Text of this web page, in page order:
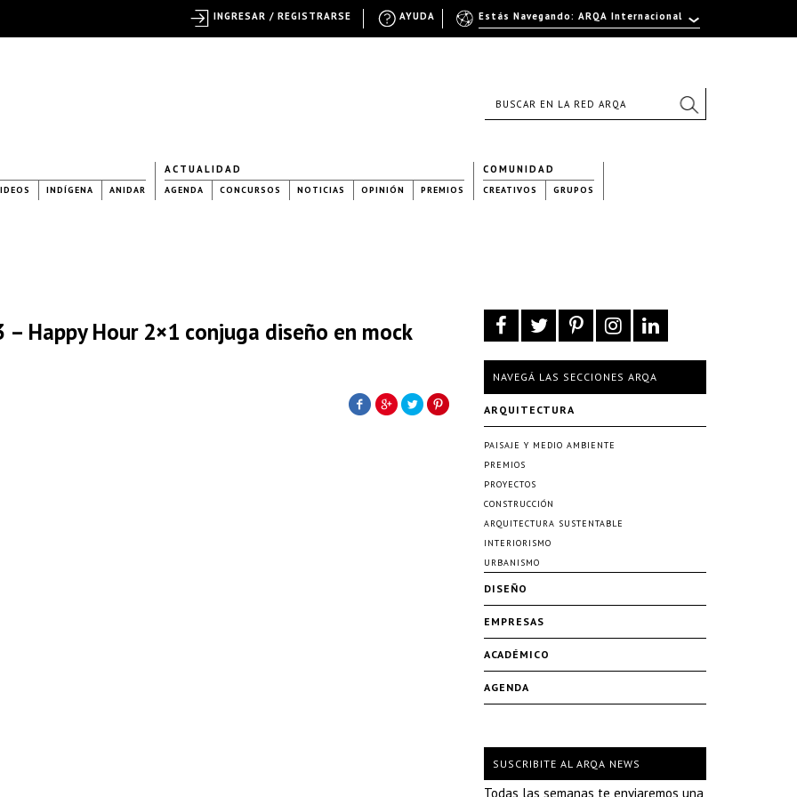
INDÍGENA ANIDAR
ACTUALIDAD
AGENDA CONCURSOS NOTICIAS OPINIÓN PREMIOS
COMUNIDAD
CREATIVOS GRUPOS
Happy Hour 2×1 conjuga diseño en mock
NAVEGÁ LAS SECCIONES ARQA
ARQUITECTURA
PAISAJE Y MEDIO AMBIENTE
PREMIOS
PROYECTOS
CONSTRUCCIÓN
ARQUITECTURA SUSTENTABLE
INTERIORISMO
URBANISMO
DISEÑO
EMPRESAS
ACADÉMICO
AGENDA
SUSCRIBITE AL ARQA NEWS
Todas las semanas te enviaremos una
Estás Navegando: ARQA Internacional
AYUDA
INGRESAR / REGISTRARSE